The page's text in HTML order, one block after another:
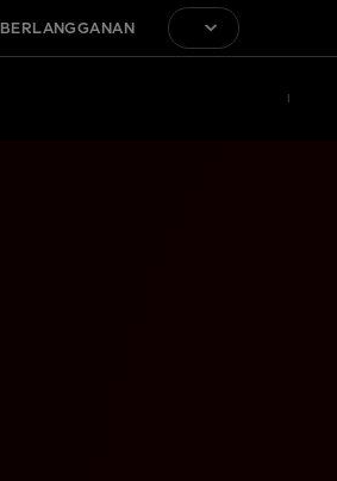
BERLANGGANAN